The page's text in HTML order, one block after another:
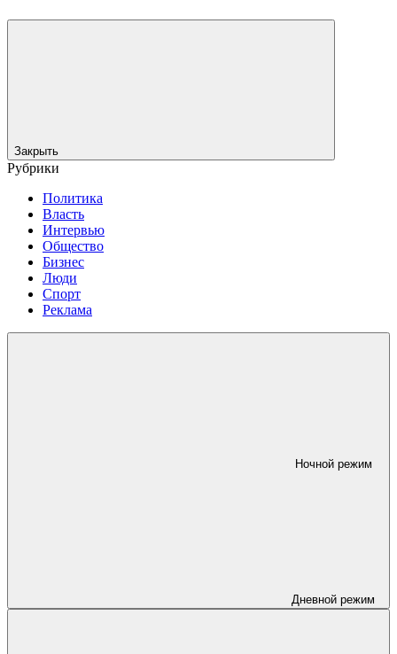
Закрыть
Рубрики
Политика
Власть
Интервью
Общество
Бизнес
Люди
Спорт
Реклама
Ночной режим
Дневной режим